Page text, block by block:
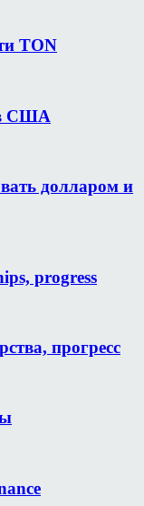
TON
в США
долларом и
progress
прогресс